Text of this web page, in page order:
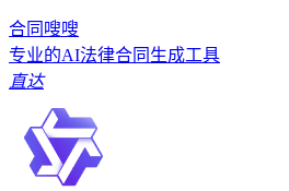
合同嗖嗖
专业的AI法律合同生成工具
直达